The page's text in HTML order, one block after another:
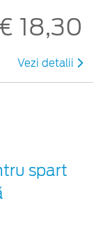
18,30
Vezi detalii
spart